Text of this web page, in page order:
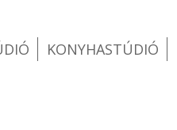
KONYHASTÚDIÓ